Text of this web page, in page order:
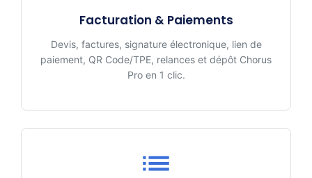
Facturation & Paiements
Devis, factures, signature électronique, lien de
paiement, QR Code/TPE, relances et dépôt Chorus
Pro en 1 clic.